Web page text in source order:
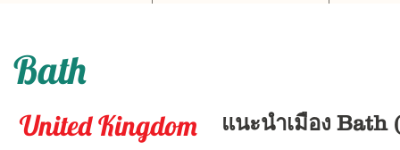
Bath
United Kingdom แนะนำเมือง Bath